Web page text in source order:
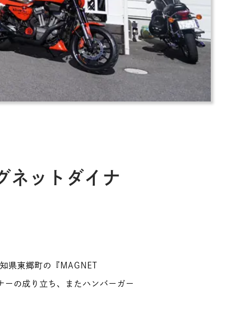
ネットダイナ
県東郷町の『MAGNET
の成り立ち、またハンバーガー